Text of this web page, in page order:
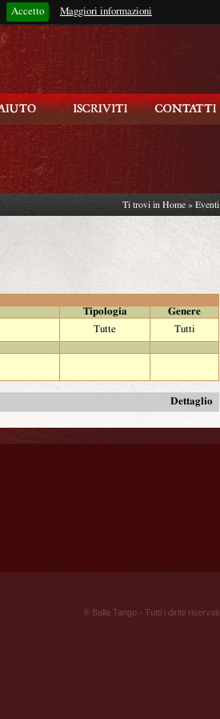
Accetto Maggiori informazioni
Rimani connesso?
Ti trovi in Home » Eventi
Tipologia
Genere
Tutte
Tutti
Dettaglio
® Balla Tango - Tutti i diritti riservati